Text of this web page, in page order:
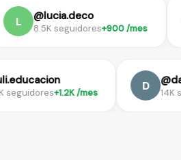
L @lucia.deco
8.5K seguidores+900 /mes
@luli.educacion
10.5K seguidores+1.2K /mes
D